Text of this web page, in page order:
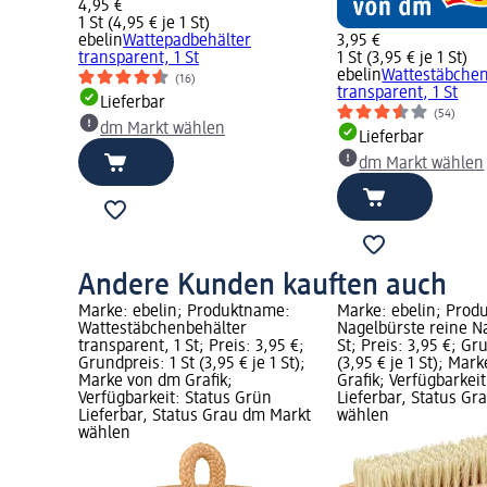
4,95 €
1 St (4,95 € je 1 St)
ebelinWattepadbehälter
transparent, 1 St
(16)
Lieferbar
dm Markt wählen
3,95 €
1 St (3,95 € je 1 St)
ebelin
transparent, 1 St
(54)
Lieferbar
dm Markt wählen
Andere Kunden kauften auch
Marke: ebelin; Produktname:
Wattestäbchenbehälter
transparent, 1 St; Preis: 3,95 €;
Grundpreis: 1 St (3,95 € je 1 St);
Marke von dm Grafik;
Verfügbarkeit: Status Grün
Lieferbar, Status Grau dm Markt
wählen
Marke: ebelin;
Nagelbürste reine
St; Preis: 3,95 €;
(3,95 € je 1 St);
Grafik;
Lieferbar, Status
wählen